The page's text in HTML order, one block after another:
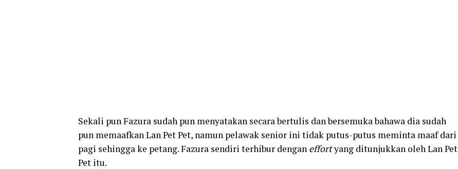
Sekali pun Fazura sudah pun menyatakan secara bertulis dan bersemuka bahawa dia sudah
pun memaafkan Lan Pet Pet, namun pelawak senior ini tidak putus-putus meminta maaf dari
pagi sehingga ke petang. Fazura sendiri terhibur dengan effortyang ditunjukkan oleh Lan Pet
Pet itu.